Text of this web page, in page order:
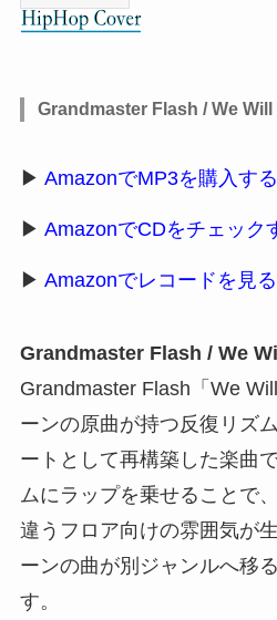
Grandmaster Flash / We
▶ AmazonでMP3を購入する
▶ AmazonでCDをチェック
▶ Amazonでレコードを見る
Grandmaster Flash / We
Grandmaster Flash「We
ーンの原曲が持つ反復リズ
ートとして再構築した楽曲
ムにラップを乗せることで
違うフロア向けの雰囲気が
ーンの曲が別ジャンルへ移
す。